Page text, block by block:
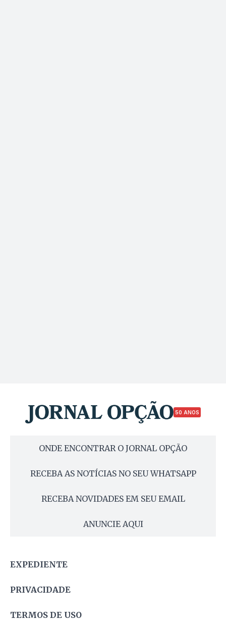
50 ANOS
ONDE ENCONTRAR O JORNAL OPÇÃO
RECEBA AS NOTÍCIAS NO SEU WHATSAPP
RECEBA NOVIDADES EM SEU EMAIL
ANUNCIE AQUI
EXPEDIENTE
PRIVACIDADE
TERMOS DE USO